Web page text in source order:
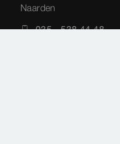
Naarden
035 - 538 44 48